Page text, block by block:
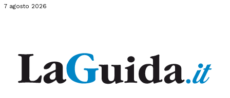
7 agosto 2026